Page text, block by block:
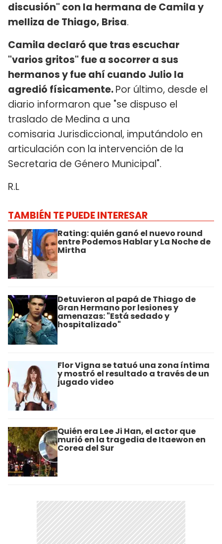
discusión" con la hermana de Camila y
melliza de Thiago, Brisa.
Camila declaró que tras escuchar
"varios gritos" fue a socorrer a sus
hermanos y fue ahí cuando Julio la
agredió físicamente.Por último, desde el
diario informaron que "se dispuso el
traslado de Medina a una
comisaria Jurisdiccional, imputándolo en
articulación con la intervención de la
Secretaria de Género Municipal".
R.L
TAMBIÉN TE PUEDE INTERESAR
Rating: quién ganó el nuevo round
entre Podemos Hablar y La Noche de
Mirtha
Detuvieron al papá de Thiago de
Gran Hermano por lesiones y
amenazas: "Está sedado y
hospitalizado"
Flor Vigna se tatuó una zona íntima
y mostró el resultado a través de un
jugado video
Quién era Lee Ji Han, el actor que
murió en la tragedia de Itaewon en
Corea del Sur